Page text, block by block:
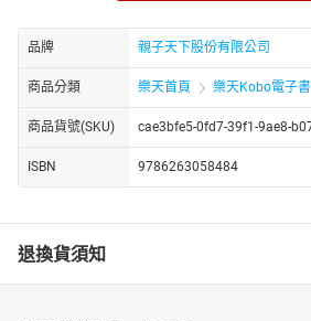
曾孫）翻到自己寫的書，才算達成目標。
家裡有兩隻小小孩，認為媽咪這個「寫書
『不可以在書上亂寫字』。
現任知名兒童長壽劇「水果冰淇淋」編劇
事編寫，最喜歡看感人又好笑的電影，最
個孩子都有美好的童年，都曾經跟書裡的
品牌 親子天下股份有限公司
商品分類 樂天首頁 樂天Kobo電子書
商品貨號(SKU) cae3bfe5-0fd7-39f1-9ae8-
ISBN 9786263058484
退換貨須知